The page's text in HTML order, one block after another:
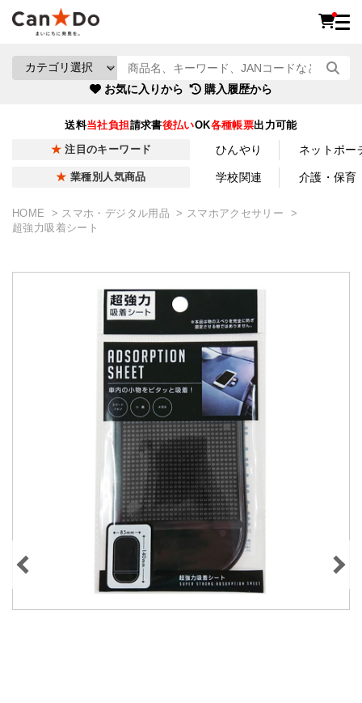
お気に入りから 購入履歴から
送料当社負担請求書後払いOK各種帳票出力可能
注目のキーワード ひんやり ネットポー
業種別人気商品 学校関連 介護・保育
HOME スマホ・デジタル用品
スマホアクセサリー
超強力吸着シート